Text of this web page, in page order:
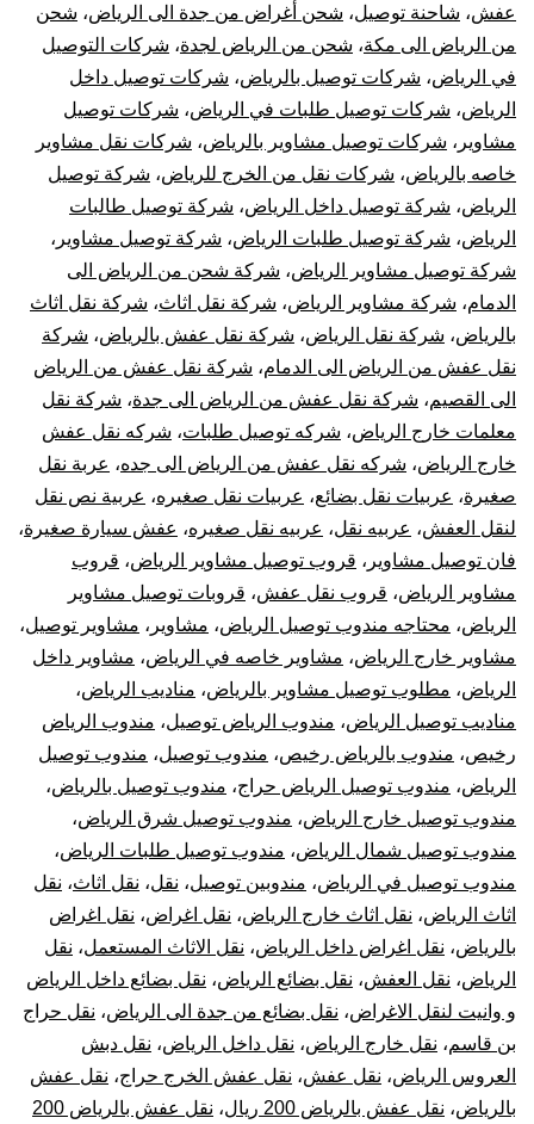
عفش، شاحنة توصيل، شحن أغراض من جدة الى الرياض، شحن
من الرياض الى مكة، شحن من الرياض لجدة، شركات التوصيل
في الرياض، شركات توصيل بالرياض، شركات توصيل داخل
الرياض، شركات توصيل طلبات في الرياض، شركات توصيل
مشاوير ، شركات توصيل مشاوير بالرياض، شركات نقل مشاوير
خاصه بالرياض، شركات نقل من الخرج للرياض، شركة توصيل
الرياض، شركة توصيل داخل الرياض، شركة توصيل طالبات
الرياض، شركة توصيل طلبات الرياض، شركة توصيل مشاوير ،
شركة توصيل مشاوير الرياض، شركة شحن من الرياض الى
الدمام، شركة مشاوير الرياض، شركة نقل اثاث، شركة نقل اثاث
بالرياض، شركة نقل الرياض، شركة نقل عفش بالرياض، شركة
نقل عفش من الرياض الى الدمام، شركة نقل عفش من الرياض
الى القصيم، شركة نقل عفش من الرياض الى جدة، شركة نقل
معلمات خارج الرياض، شركه توصيل طلبات، شركه نقل عفش
خارج الرياض، شركه نقل عفش من الرياض الى جده، عربة نقل
صغيرة، عربيات نقل بضائع، عربيات نقل صغيره، عربية نص نقل
لنقل العفش، عربيه نقل، عربيه نقل صغيره، عفش سيارة صغيرة،
فان توصيل مشاوير ، قروب توصيل مشاوير الرياض، قروب
مشاوير الرياض، قروب نقل عفش، قروبات توصيل مشاوير
الرياض، محتاجه مندوب توصيل الرياض، مشاوير ، مشاوير توصيل،
مشاوير خارج الرياض، مشاوير خاصه في الرياض، مشاوير داخل
الرياض، مطلوب توصيل مشاوير بالرياض، مناديب الرياض،
مناديب توصيل الرياض، مندوب الرياض توصيل، مندوب الرياض
رخيص، مندوب بالرياض رخيص، مندوب توصيل، مندوب توصيل
الرياض، مندوب توصيل الرياض حراج، مندوب توصيل بالرياض،
مندوب توصيل خارج الرياض، مندوب توصيل شرق الرياض،
مندوب توصيل شمال الرياض، مندوب توصيل طلبات الرياض،
مندوب توصيل في الرياض، مندوبين توصيل، نقل، نقل اثاث، نقل
اثاث الرياض، نقل اثاث خارج الرياض، نقل اغراض، نقل اغراض
بالرياض، نقل اغراض داخل الرياض، نقل الاثاث المستعمل، نقل
الرياض، نقل العفش، نقل بضائع الرياض، نقل بضائع داخل الرياض
و وانيت لنقل الاغراض، نقل بضائع من جدة الى الرياض، نقل حراج
بن قاسم، نقل خارج الرياض، نقل داخل الرياض، نقل دبش
العروس الرياض، نقل عفش، نقل عفش الخرج حراج، نقل عفش
بالرياض، نقل عفش بالرياض 200 ريال ،
نقل عفش بالرياض 200